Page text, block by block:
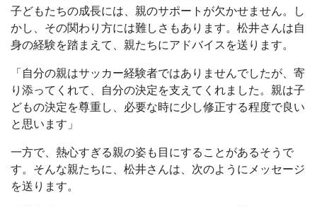
子どもたちの成長には、親のサポートが欠かせません。し
かし、その関わり方には難しさもあります。松井さんは自
身の経験を踏まえて、親たちにアドバイスを送ります。
「自分の親はサッカー経験者ではありませんでしたが、寄
り添ってくれて、自分の決定を支えてくれました。親は子
どもの決定を尊重し、必要な時に少し修正する程度で良い
と思います」
一方で、熱心すぎる親の姿も目にすることがあるそうで
す。そんな親たちに、松井さんは、次のようにメッセージ
を送ります。